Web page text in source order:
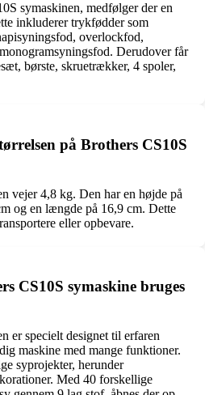
symaskinen, medfølger der en
inkluderer trykfødder som
overlockfod,
Derudover får
børste, skruetrækker, 4 spoler,
på Brothers CS10S
vejer 4,8 kg. Den har en højde på
og en længde på 16,9 cm. Dette
eller opbevare.
CS10S symaskine bruges
er specielt designet til erfaren
maskine med mange funktioner.
syprojekter, herunder
Med 40 forskellige